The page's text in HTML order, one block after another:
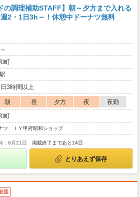
の調理補助STAFF】朝～夕方まで入れる
2・1日3h～！休憩中ドーナツ無料
町
3時間以上
朝 昼 夕方 夜
夜勤
町
ツ ＩＹ甲府昭和ショップ
：8月21日 掲載終了まであと14日
とりあえず保存
迎